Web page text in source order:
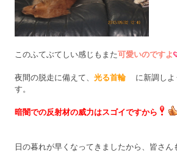
このふてぶてしい感じもまた可愛いのですよ
夜間の脱走に備えて、 光る首輪
に新調し
す。
暗闇での反射材の威力はスゴイですから
日の暮れが早くなってきましたから、皆さん